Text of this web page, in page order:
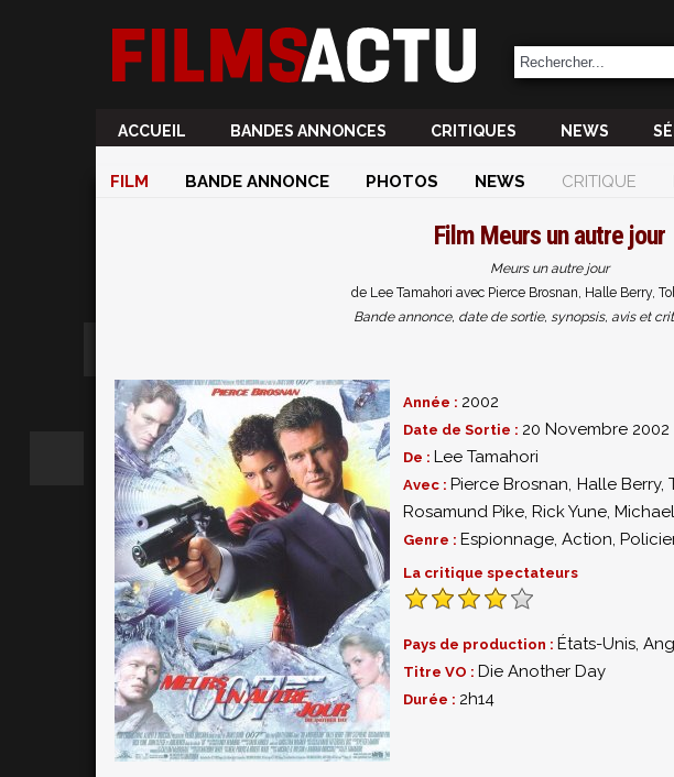
ACCUEIL BANDES ANNONCES CRITIQUES NEWS
FILM BANDE ANNONCE PHOTOS NEWS CRITIQUE
Film Meurs un autre jour
Meurs un autre jour
de Lee Tamahori avec Pierce Brosnan, Halle Berry,
Bande annonce, date de sortie, synopsis, avis et
Année : 2002
Date de Sortie : 20 Novembre 2002
De : Lee Tamahori
Avec : Pierce Brosnan, Halle Berry,
Rosamund Pike, Rick Yune,
Genre : Espionnage, Action,
La critique spectateurs
Pays de production : États-Unis,
Titre VO : Die Another Day
Durée : 2h14